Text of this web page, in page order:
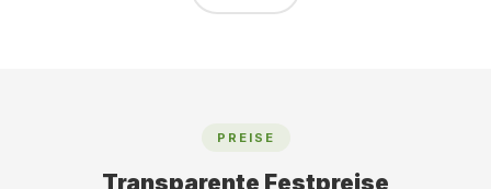
PREISE
Transparente Festpreise